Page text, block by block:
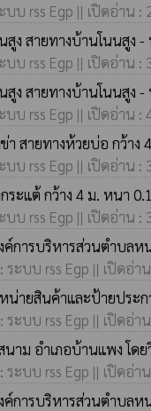
บ rss Egp || เปิดอ่าน :
ง สายทางบ้านโนนสูง
บ rss Egp || เปิดอ่าน :
ง สายทางบ้านโนนสูง
บ rss Egp || เปิดอ่าน :
สายทางห้วยบ่อ กว้าง
บ rss Egp || เปิดอ่าน :
ะแต้ กว้าง 4 ม. หนา
บ rss Egp || เปิดอ่าน :
ารบริหารส่วนตำบลหน
ะบบ rss Egp || เปิดอ่า
ายสินค้าและป้ายประก
ะบบ rss Egp || เปิดอ่า
ม อำเภอบ้านแพง โดย
ะบบ rss Egp || เปิดอ่า
ารบริหารส่วนตำบลหน